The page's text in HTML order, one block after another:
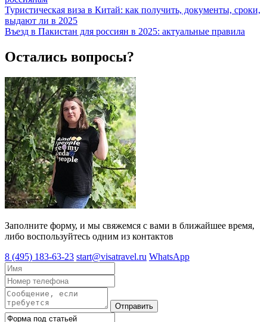
Туристическая виза в Китай: как получить, документы, сроки,
выдают ли в 2025
Въезд в Пакистан для россиян в 2025: актуальные правила
Остались вопросы?
Заполните форму, и мы свяжемся с вами в ближайшее время,
либо воспользуйтесь одним из контактов
8 (495) 183-63-23 start@visatravel.ru WhatsApp
Отправить